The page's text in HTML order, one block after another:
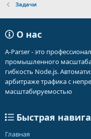
Задачи
О нас
A-Parser - это
промышленного масштаба:
гибкость Node.js.
арбитраже трафика с
масштабируемостью
Быстрая
Главная